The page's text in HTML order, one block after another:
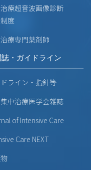
療超音波画像診断
度
療専門薬剤師
・ガイドライン
ライン・指針等
中治療医学会雑誌
of Intensive Care
Care NEXT